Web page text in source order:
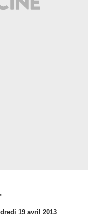
19 avril 2013